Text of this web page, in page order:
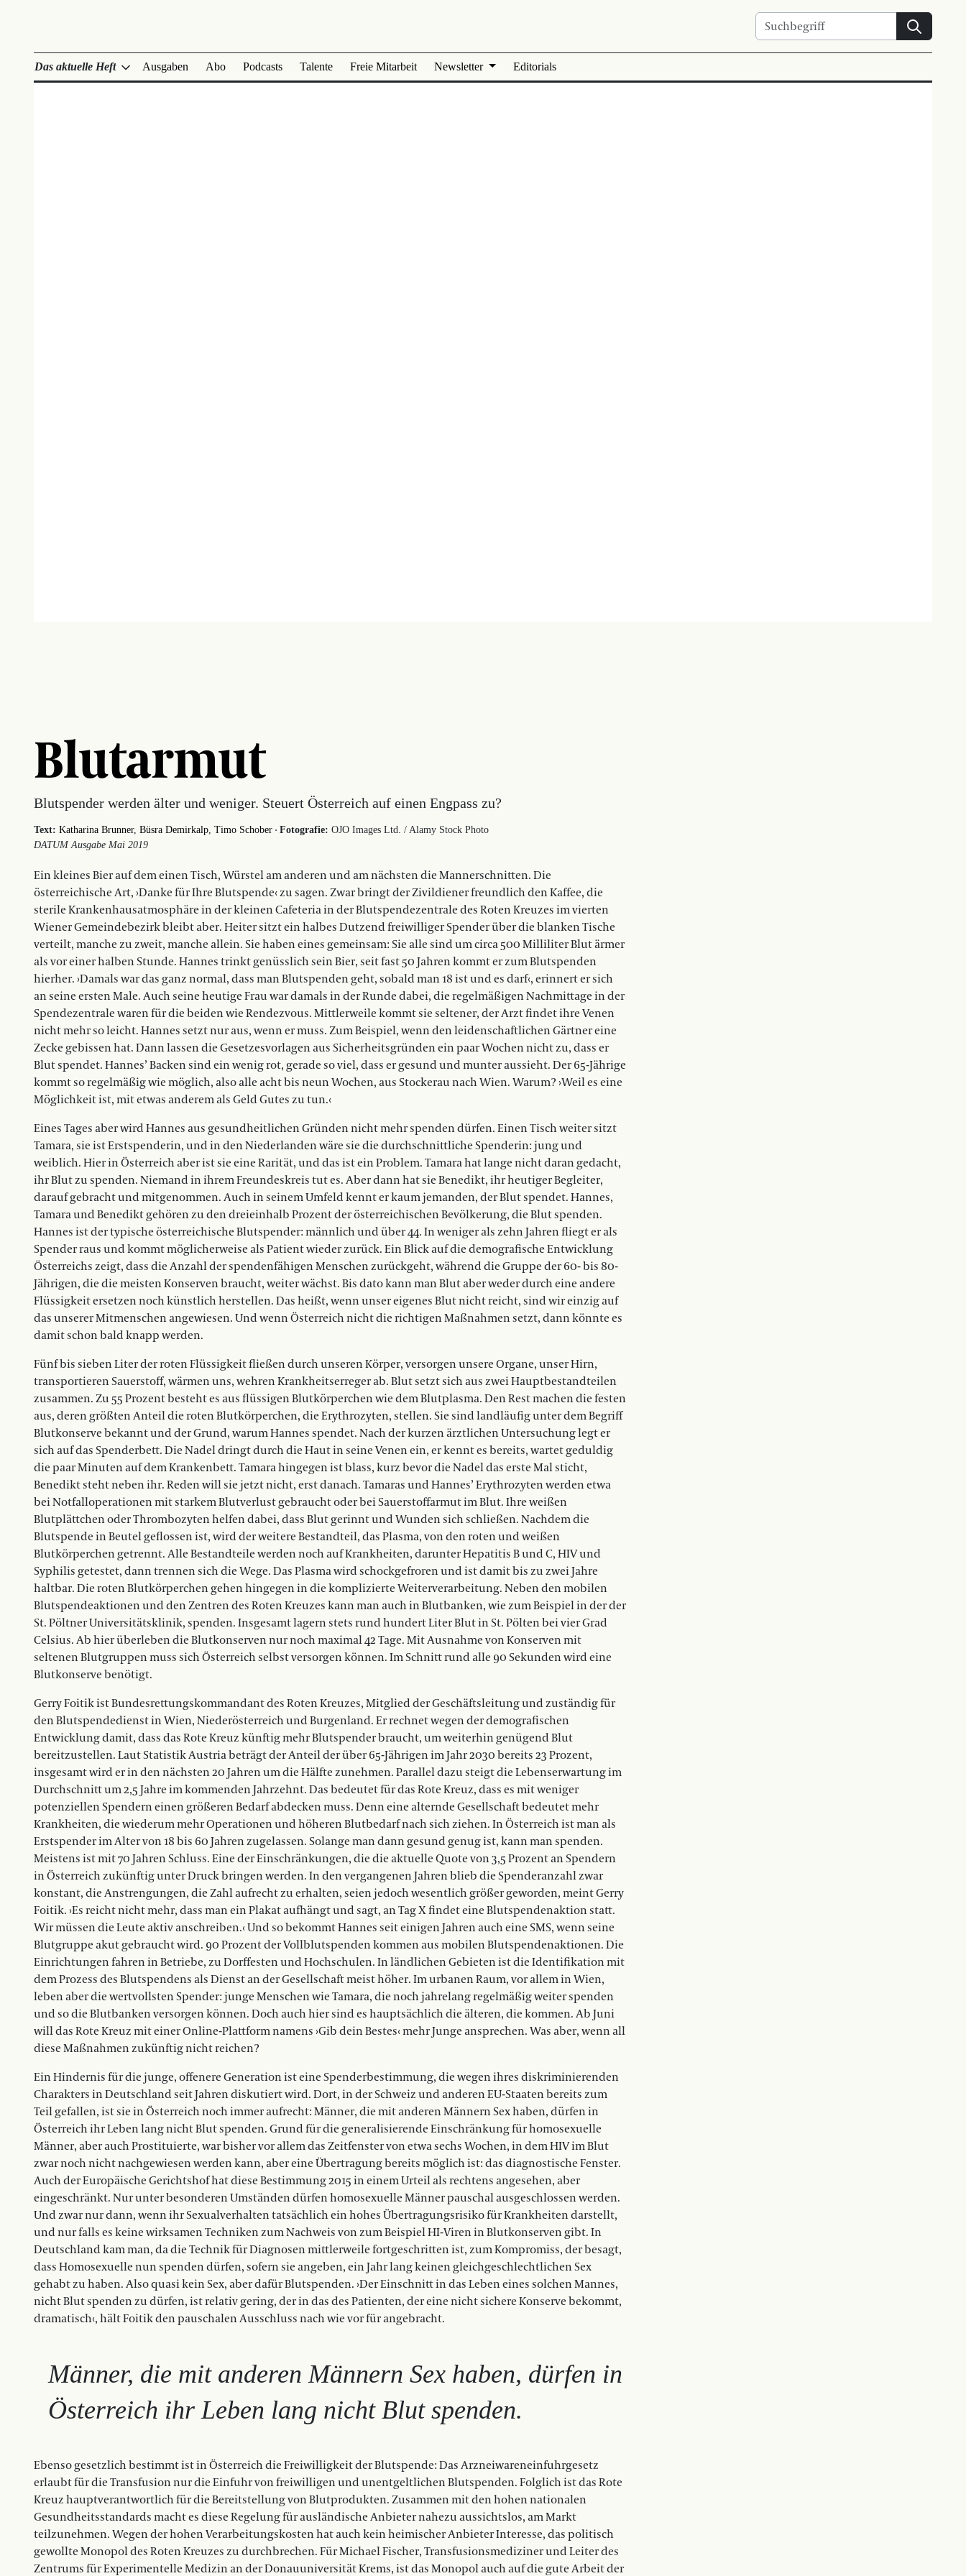
Suchen
Das aktuelle Heft Ausgaben Abo Podcasts Talente Freie Mitarbeit Newsletter Editorials
Blutarmut
Blutspender werden älter und weniger. Steuert Österreich auf einen Engpass zu?
Text: Katharina Brunner Büsra Demirkalp Timo Schober · Fotografie: OJO Images Ltd. / Alamy Stock Photo
DATUM Ausgabe Mai 2019
Ein kleines Bier auf dem einen Tisch, Würstel am anderen und am nächsten die Mannerschnitten. Die
österreichische Art, ›Danke für Ihre Blutspende‹ zu sagen. Zwar bringt der Zivildiener freundlich den Kaffee, die
sterile Krankenhausatmosphäre in der kleinen Cafeteria in der Blutspendezentrale des Roten Kreuzes im vierten
Wiener Gemeindebezirk bleibt aber. Heiter sitzt ein halbes Dutzend freiwilliger Spender über die blanken Tische
verteilt, manche zu zweit, manche allein. Sie haben eines gemeinsam: Sie alle sind um circa 500 Milliliter Blut ärmer
als vor einer halben Stunde. Hannes trinkt genüsslich sein Bier, seit fast 50 Jahren kommt er zum Blutspenden
hierher. ›Damals war das ganz normal, dass man Blutspenden geht, sobald man 18 ist und es darf‹, erinnert er sich
an seine ersten Male. Auch seine heutige Frau war damals in der Runde dabei, die regelmäßigen Nachmittage in der
Spendezentrale waren für die beiden wie Rendezvous. Mittlerweile kommt sie seltener, der Arzt findet ihre Venen
nicht mehr so leicht. Hannes setzt nur aus, wenn er muss. Zum Beispiel, wenn den leidenschaftlichen Gärtner eine
Zecke gebissen hat. Dann lassen die Gesetzesvorlagen aus Sicherheitsgründen ein paar Wochen nicht zu, dass er
Blut spendet. Hannes’ Backen sind ein wenig rot, gerade so viel, dass er gesund und munter aussieht. Der 65-Jährige
kommt so regelmäßig wie möglich, also alle acht bis neun Wochen, aus Stockerau nach Wien. Warum? ›Weil es eine
Möglichkeit ist, mit etwas anderem als Geld Gutes zu tun.‹
Eines Tages aber wird Hannes aus gesundheitlichen Gründen nicht mehr spenden dürfen. Einen Tisch weiter sitzt
Tamara, sie ist Erstspenderin, und in den Niederlanden wäre sie die durchschnittliche Spenderin: jung und
weiblich. Hier in Österreich aber ist sie eine Rarität, und das ist ein Problem. Tamara hat lange nicht daran gedacht,
ihr Blut zu spenden. Niemand in ihrem Freundeskreis tut es. Aber dann hat sie Benedikt, ihr heutiger Begleiter,
darauf gebracht und mitgenommen. Auch in seinem Umfeld kennt er kaum jemanden, der Blut spendet. Hannes,
Tamara und Benedikt gehören zu den dreieinhalb Prozent der österreichischen Bevölkerung, die Blut spenden.
Hannes ist der typische österreichische Blutspender: männlich und über 44. In weniger als zehn Jahren fliegt er als
Spender raus und kommt möglicherweise als Patient wieder zurück. Ein Blick auf die demografische Entwicklung
Österreichs zeigt, dass die Anzahl der spendenfähigen Menschen zurückgeht, während die Gruppe der 60- bis 80-
Jährigen, die die meisten Konserven braucht, weiter wächst. Bis dato kann man Blut aber weder durch eine andere
Flüssigkeit ersetzen noch künstlich herstellen. Das heißt, wenn unser eigenes Blut nicht reicht, sind wir einzig auf
das unserer Mitmenschen angewiesen. Und wenn Österreich nicht die richtigen Maßnahmen setzt, dann könnte es
damit schon bald knapp werden.
Fünf bis sieben Liter der roten Flüssigkeit fließen durch unseren Körper, versorgen unsere Organe, unser Hirn,
transportieren Sauerstoff, wärmen uns, wehren Krankheitserreger ab. Blut setzt sich aus zwei Hauptbestandteilen
zusammen. Zu 55 Prozent besteht es aus flüssigen Blutkörperchen wie dem Blutplasma. Den Rest machen die festen
aus, deren größten Anteil die roten Blutkörperchen, die Erythrozyten, stellen. Sie sind landläufig unter dem Begriff
Blutkonserve bekannt und der Grund, warum Hannes spendet. Nach der kurzen ärztlichen Untersuchung legt er
sich auf das Spenderbett. Die Nadel dringt durch die Haut in seine Venen ein, er kennt es bereits, wartet geduldig
die paar Minuten auf dem Krankenbett. Tamara hingegen ist blass, kurz bevor die Nadel das erste Mal sticht,
Benedikt steht neben ihr. Reden will sie jetzt nicht, erst danach. Tamaras und Hannes’ Erythrozyten werden etwa
bei Notfalloperationen mit starkem Blutverlust gebraucht oder bei Sauerstoffarmut im Blut. Ihre weißen
Blutplättchen oder Thrombozyten helfen dabei, dass Blut gerinnt und Wunden sich schließen. Nachdem die
Blutspende in Beutel geflossen ist, wird der weitere Bestandteil, das Plasma, von den roten und weißen
Blutkörperchen getrennt. Alle Bestandteile werden noch auf Krankheiten, darunter Hepatitis B und C, HIV und
Syphilis getestet, dann trennen sich die Wege. Das Plasma wird schockgefroren und ist damit bis zu zwei Jahre
haltbar. Die roten Blutkörperchen gehen hingegen in die komplizierte Weiterverarbeitung. Neben den mobilen
Blutspendeaktionen und den Zentren des Roten Kreuzes kann man auch in Blutbanken, wie zum Beispiel in der der
St. Pöltner Universitätsklinik, spenden. Insgesamt lagern stets rund hundert Liter Blut in St. Pölten bei vier Grad
Celsius. Ab hier überleben die Blutkonserven nur noch maximal 42 Tage. Mit Ausnahme von Konserven mit
seltenen Blutgruppen muss sich Österreich selbst versorgen können. Im Schnitt rund alle 90 Sekunden wird eine
Blutkonserve benötigt.
Gerry Foitik ist Bundesrettungskommandant des Roten Kreuzes, Mitglied der Geschäftsleitung und zuständig für
den Blutspendedienst in Wien, Niederösterreich und Burgenland. Er rechnet wegen der demografischen
Entwicklung damit, dass das Rote Kreuz künftig mehr Blutspender braucht, um weiterhin genügend Blut
bereitzustellen. Laut Statistik Austria beträgt der Anteil der über 65-Jährigen im Jahr 2030 bereits 23 Prozent,
insgesamt wird er in den nächsten 20 Jahren um die Hälfte zunehmen. Parallel dazu steigt die Lebenserwartung im
Durchschnitt um 2,5 Jahre im kommenden Jahrzehnt. Das bedeutet für das Rote Kreuz, dass es mit weniger
potenziellen Spendern einen größeren Bedarf abdecken muss. Denn eine alternde Gesellschaft bedeutet mehr
Krankheiten, die wiederum mehr Operationen und höheren Blutbedarf nach sich ziehen. In Österreich ist man als
Erstspender im Alter von 18 bis 60 Jahren zugelassen. Solange man dann gesund genug ist, kann man spenden.
Meistens ist mit 70 Jahren Schluss. Eine der Einschränkungen, die die aktuelle Quote von 3,5 Prozent an Spendern
in Österreich zukünftig unter Druck bringen werden. In den vergangenen Jahren blieb die Spenderanzahl zwar
konstant, die Anstrengungen, die Zahl aufrecht zu erhalten, seien jedoch wesentlich größer geworden, meint Gerry
Foitik. ›Es reicht nicht mehr, dass man ein Plakat aufhängt und sagt, an Tag X findet eine Blutspendenaktion statt.
Wir müssen die Leute aktiv anschreiben.‹ Und so bekommt Hannes seit einigen Jahren auch eine SMS, wenn seine
Blutgruppe akut gebraucht wird. 90 Prozent der Vollblutspenden kommen aus mobilen Blutspendenaktionen. Die
Einrichtungen fahren in Betriebe, zu Dorffesten und Hochschulen. In ländlichen Gebieten ist die Identifikation mit
dem Prozess des Blutspendens als Dienst an der Gesellschaft meist höher. Im urbanen Raum, vor allem in Wien,
leben aber die wertvollsten Spender: junge Menschen wie Tamara, die noch jahrelang regelmäßig weiter spenden
und so die Blutbanken versorgen können. Doch auch hier sind es hauptsächlich die älteren, die kommen. Ab Juni
will das Rote Kreuz mit einer Online-Plattform namens ›Gib dein Bestes‹ mehr Junge ansprechen. Was aber, wenn all
diese Maßnahmen zukünftig nicht reichen?
Ein Hindernis für die junge, offenere Generation ist eine Spenderbestimmung, die wegen ihres diskriminierenden
Charakters in Deutschland seit Jahren diskutiert wird. Dort, in der Schweiz und anderen EU-Staaten bereits zum
Teil gefallen, ist sie in Österreich noch immer aufrecht: Männer, die mit anderen Männern Sex haben, dürfen in
Österreich ihr Leben lang nicht Blut spenden. Grund für die generalisierende Einschränkung für homosexuelle
Männer, aber auch Prostituierte, war bisher vor allem das Zeitfenster von etwa sechs Wochen, in dem HIV im Blut
zwar noch nicht nachgewiesen werden kann, aber eine Übertragung bereits möglich ist: das diagnostische Fenster.
Auch der Europäische Gerichtshof hat diese Bestimmung 2015 in einem Urteil als rechtens angesehen, aber
eingeschränkt. Nur unter besonderen Umständen dürfen homosexuelle Männer pauschal ausgeschlossen werden.
Und zwar nur dann, wenn ihr Sexualverhalten tatsächlich ein hohes Übertragungsrisiko für Krankheiten darstellt,
und nur falls es keine wirksamen Techniken zum Nachweis von zum Beispiel HI-Viren in Blutkonserven gibt. In
Deutschland kam man, da die Technik für Diagnosen mittlerweile fortgeschritten ist, zum Kompromiss, der besagt,
dass Homosexuelle nun spenden dürfen, sofern sie angeben, ein Jahr lang keinen gleichgeschlechtlichen Sex
gehabt zu haben. Also quasi kein Sex, aber dafür Blutspenden. ›Der Einschnitt in das Leben eines solchen Mannes,
nicht Blut spenden zu dürfen, ist relativ gering, der in das des Patienten, der eine nicht sichere Konserve bekommt,
dramatisch‹, hält Foitik den pauschalen Ausschluss nach wie vor für angebracht.
Männer, die mit anderen Männern Sex haben, dürfen in
Österreich ihr Leben lang nicht Blut spenden.
Ebenso gesetzlich bestimmt ist in Österreich die Freiwilligkeit der Blutspende: Das Arzneiwareneinfuhrgesetz
erlaubt für die Transfusion nur die Einfuhr von freiwilligen und unentgeltlichen Blutspenden. Folglich ist das Rote
Kreuz hauptverantwortlich für die Bereitstellung von Blutprodukten. Zusammen mit den hohen nationalen
Gesundheitsstandards macht es diese Regelung für ausländische Anbieter nahezu aussichtslos, am Markt
teilzunehmen. Wegen der hohen Verarbeitungskosten hat auch kein heimischer Anbieter Interesse, das politisch
gewollte Monopol des Roten Kreuzes zu durchbrechen. Für Michael Fischer, Transfusionsmediziner und Leiter des
Zentrums für Experimentelle Medizin an der Donauuniversität Krems, ist das Monopol auch auf die gute Arbeit der